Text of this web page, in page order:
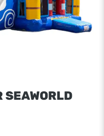
SEAWORLD